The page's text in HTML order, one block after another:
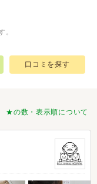
。
口コミを探す
★の数・表示順について